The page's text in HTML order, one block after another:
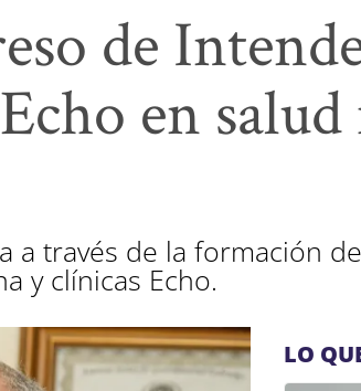
de
en
a través de la formación
y clínicas Echo.
LO